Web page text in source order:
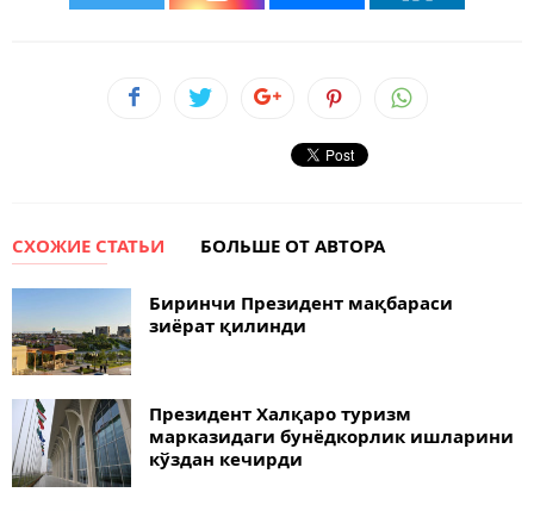
СХОЖИЕ СТАТЬИ БОЛЬШЕ ОТ АВТОРА
Биринчи Президент мақбараси
зиёрат қилинди
Президент Халқаро туризм
марказидаги бунёдкорлик ишларини
кўздан кечирди